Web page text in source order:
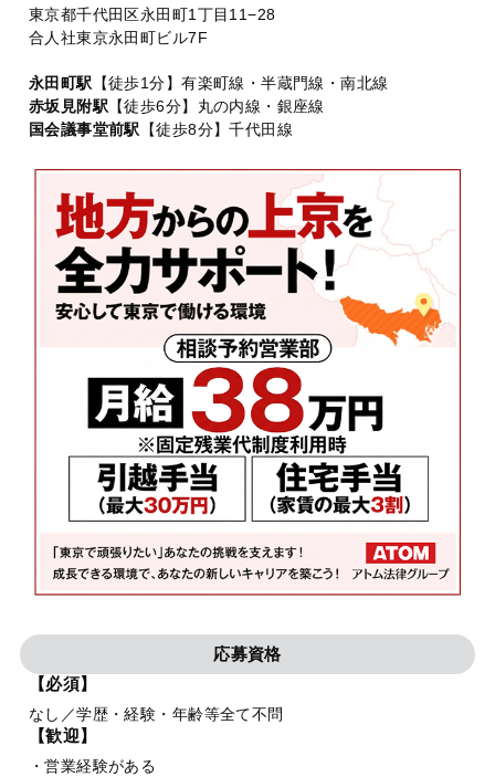
東京都千代田区永田町1丁目11−28
合人社東京永田町ビル7F
永田町駅 【徒歩1分】有楽町線・半蔵門線・南北線
赤坂見附駅 【徒歩6分】丸の内線・銀座線
国会議事堂前駅
【徒歩8分】千代田線
応募資格
【必須】
なし／学歴・経験・年齢等全て不問
【歓迎】
・営業経験がある